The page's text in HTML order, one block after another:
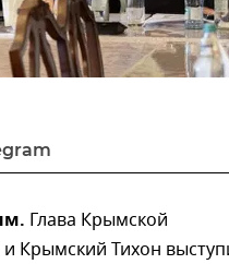
Глава Крымской
Крымский Тихон